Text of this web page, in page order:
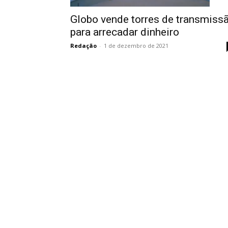
Globo vende torres de
para arrecadar dinheiro
Redação - 1 de dezembro de 2021